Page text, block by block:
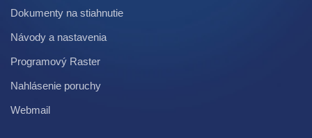
Dokumenty na stiahnutie
Návody a nastavenia
Programový Raster
Nahlásenie poruchy
Webmail